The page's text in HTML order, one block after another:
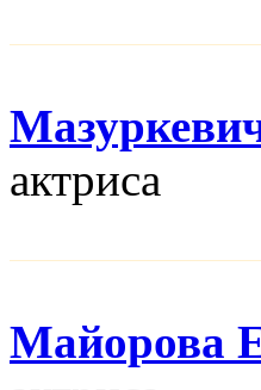
актриса
Майорова